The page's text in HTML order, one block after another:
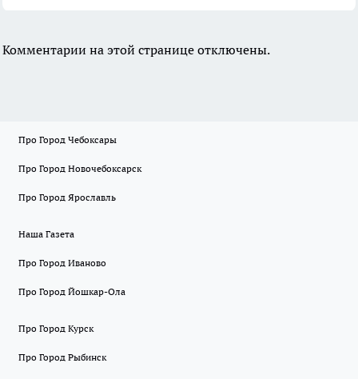
Комментарии на этой странице отключены.
Про Город Чебоксары
Про Город Новочебоксарск
Про Город Ярославль
Наша Газета
Про Город Иваново
Про Город Йошкар-Ола
Про Город Курск
Про Город Рыбинск